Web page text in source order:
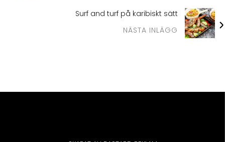
Surf and turf på karibiskt sätt
NÄSTA INLÄGG